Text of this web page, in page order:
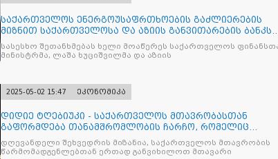
საქართველოს ენერგოუსაფრთხოების გაძლიერების
მიზნით საქართველოსა და აზიის განვითარების ბანკს
შორის შეთ
სასესხო შეთანხმებას ხელი მოაწერეს საქართველოს
მინისტრმა, ლაშა ხუციშვილმა და აზიის
2025-05-02 15:47 ეკონომიკა
დიდიე ტღებიუკი - საქართველოს მთავრობასთან
გაფორმდება თანამშრომლობის ჩარჩო, რომელიც
იქნება მნიშვნელოვ
დღევანდელი შეხვედრის მიზანია, საქართველოს მთავრობის
წარმომადგენლებთან ერთად განვიხილოთ მთავარი